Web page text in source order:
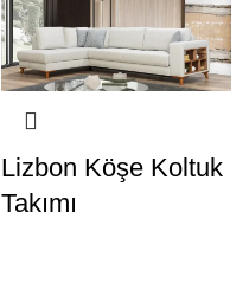
Lizbon Köşe Koltuk
Takımı